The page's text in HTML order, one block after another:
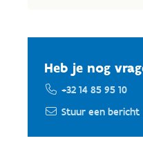
Heb je nog
+32 14 85 95 10
Stuur een bericht